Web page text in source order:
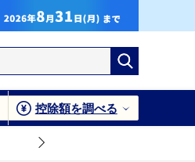
控除額を調べる